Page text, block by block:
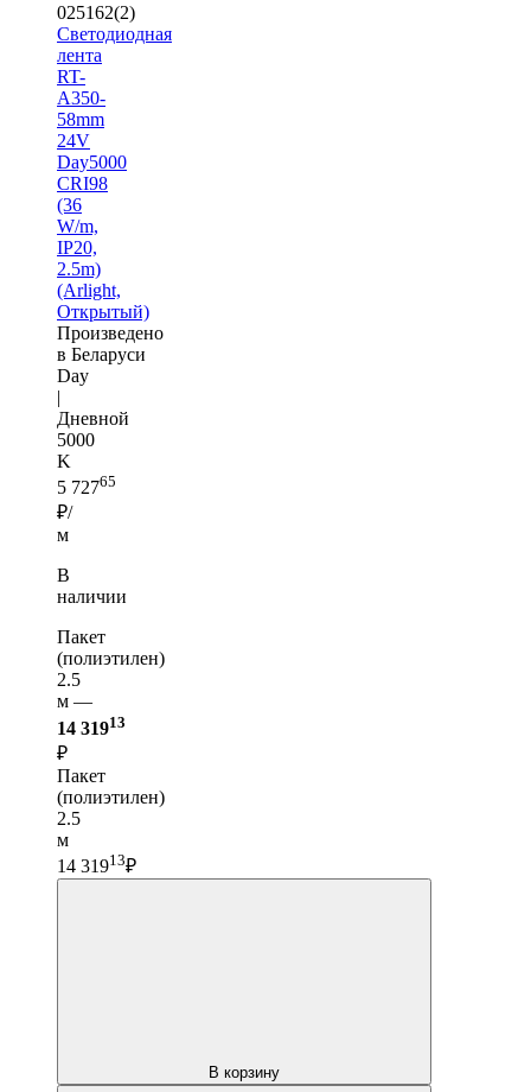
025162(2)
Светодиодная
лента
RT-
A350-
58mm
24V
Day5000
CRI98
(36
W/m,
IP20,
2.5m)
(Arlight,
Открытый)
Произведено
в Беларуси
Day
|
Дневной
5000
K
5 72765
₽/
м
В
наличии
Пакет
(полиэтилен)
2.5
м —
14 31913
₽
Пакет
(полиэтилен)
2.5
м
14 31913₽
В корзину